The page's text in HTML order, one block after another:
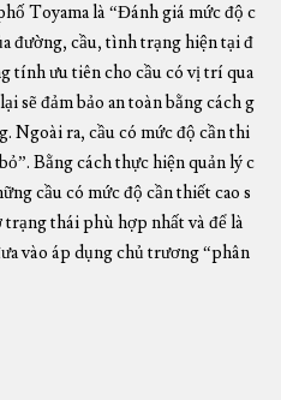
Toyama là “Đánh giá mức độ c
đường, cầu, tình trạng hiện tại đ
tính ưu tiên cho cầu có vị trí qua
sẽ đảm bảo an toàn bằng cách g
Ngoài ra, cầu có mức độ cần thi
Bằng cách thực hiện quản lý c
cầu có mức độ cần thiết cao s
thái phù hợp nhất và để là
vào áp dụng chủ trương “phân